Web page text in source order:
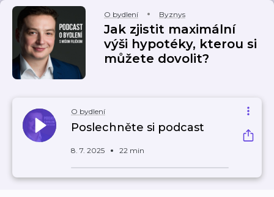
O bydlení Byznys
Jak zjistit maximální
výši hypotéky, kterou si
můžete dovolit?
O bydlení
Poslechněte si podcast
8. 7. 2025 22 min